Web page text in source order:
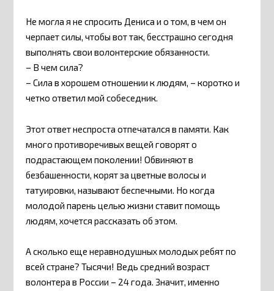
Не могла я не спросить Дениса и о том, в чем он
черпает силы, чтобы вот так, бесстрашно сегодня
выполнять свои волонтерские обязанности.
– В чем сила?
– Сила в хорошем отношении к людям, – коротко и
четко ответил мой собеседник.
Этот ответ неспроста отпечатался в памяти. Как
много противоречивых вещей говорят о
подрастающем поколении! Обвиняют в
безбашенности, корят за цветные волосы и
татуировки, называют беспечными. Но когда
молодой парень целью жизни ставит помощь
людям, хочется рассказать об этом.
А сколько еще неравнодушных молодых ребят по
всей стране? Тысячи! Ведь средний возраст
волонтера в России – 24 года. Значит, именно